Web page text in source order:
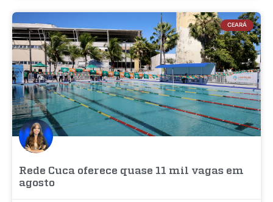
CEARÁ
Rede Cuca oferece quase 11 mil vagas em
agosto